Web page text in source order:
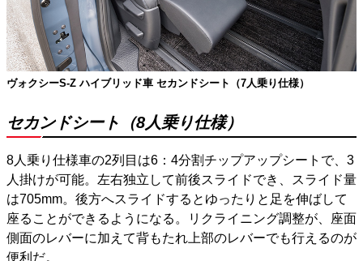
ヴォクシーS-Z ハイブリッド車 セカンドシート（7人乗り仕様）
セカンドシート（8人乗り仕様）
8人乗り仕様車の2列目は6：4分割チップアップシートで、3
人掛けが可能。左右独立して前後スライドでき、スライド量
は705mm。後方へスライドするとゆったりと足を伸ばして
座ることができるようになる。リクライニング調整が、座面
側面のレバーに加えて背もたれ上部のレバーでも行えるのが
便利だ。